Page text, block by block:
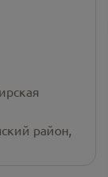
район,